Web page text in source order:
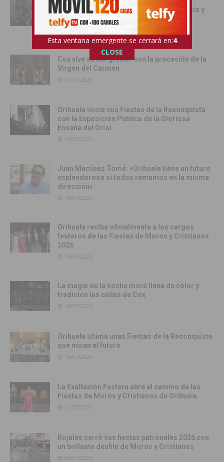
Fiestas con el traslado de las Santas Justa y
Rufina
18/07/2026
Cox vive su día grande con la procesión de la
Virgen del Carmen
17/07/2026
Orihuela inicia sus Fiestas de la Reconquista
con la Exposición Pública de la Gloriosa
Enseña del Oriol
17/07/2026
Juan Martínez Tomé: «Orihuela tiene un futuro
esplendoroso si todos remamos en la misma
dirección»
16/07/2026
Orihuela recibe oficialmente a los cargos
festeros de las Fiestas de Moros y Cristianos
2026
16/07/2026
La magia de la noche mora llena de color y
tradición las calles de Cox
16/07/2026
Orihuela ultima unas Fiestas de la Reconquista
que miran al futuro
14/07/2026
La Exaltación Festera abre el camino de las
Fiestas de Moros y Cristianos de Orihuela
12/07/2026
Rojales cerró sus fiestas patronales 2026 con
un brillante desfile de Moros y Cristianos
06/07/2026
Esta ventana emergente se cerrará en:3
CLOSE